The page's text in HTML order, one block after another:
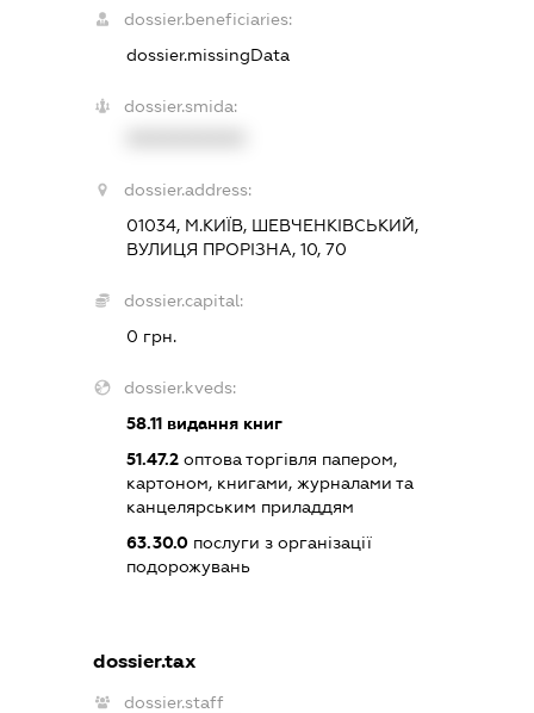
dossier.beneficiaries:
dossier.missingData
dossier.smida:
dossier.address:
01034, М.КИЇВ, ШЕВЧЕНКІВСЬКИЙ,
ВУЛИЦЯ ПРОРІЗНА, 10, 70
dossier.capital:
0 грн.
dossier.kveds:
58.11 видання книг
51.47.2 оптова торгівля папером,
картоном, книгами, журналами та
канцелярським приладдям
63.30.0 послуги з організації
подорожувань
dossier.tax
dossier.staff